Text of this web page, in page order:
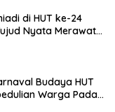
di HUT ke-24
Nyata Merawat
Budaya HUT
Warga Pada